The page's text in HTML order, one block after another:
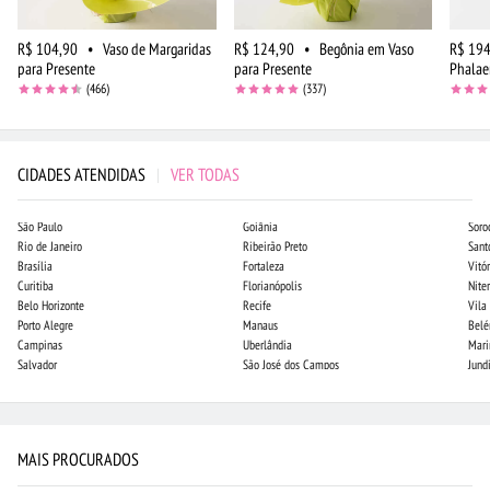
R$ 104,90 • Vaso de Margaridas
para Presente
(466)
R$ 124,90 • Begônia em Vaso
para Presente
(337)
R$
CIDADES ATENDIDAS | VER TODAS
São Paulo
Rio de Janeiro
Brasília
Curitiba
Belo Horizonte
Porto Alegre
Campinas
Salvador
Goiânia
Ribeirão Preto
Fortaleza
Florianópolis
Recife
Manaus
Uberlândia
São José dos Campos
Vila
MAIS PROCURADOS